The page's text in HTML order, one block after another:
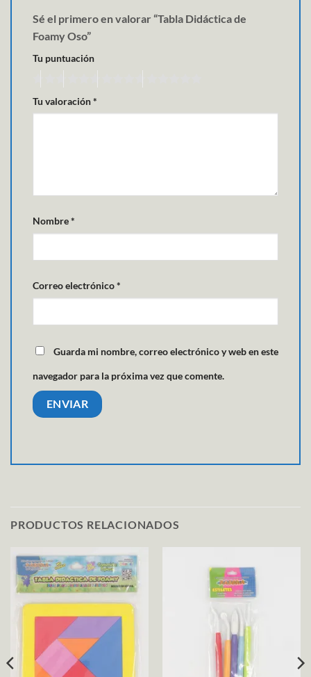
Sé el primero en valorar “Tabla Didáctica de
Foamy Oso”
Tu puntuación
Tu valoración*
Nombre*
Correo electrónico*
Guarda mi nombre, correo electrónico y web en este
navegador para la próxima vez que comente.
PRODUCTOS RELACIONADOS